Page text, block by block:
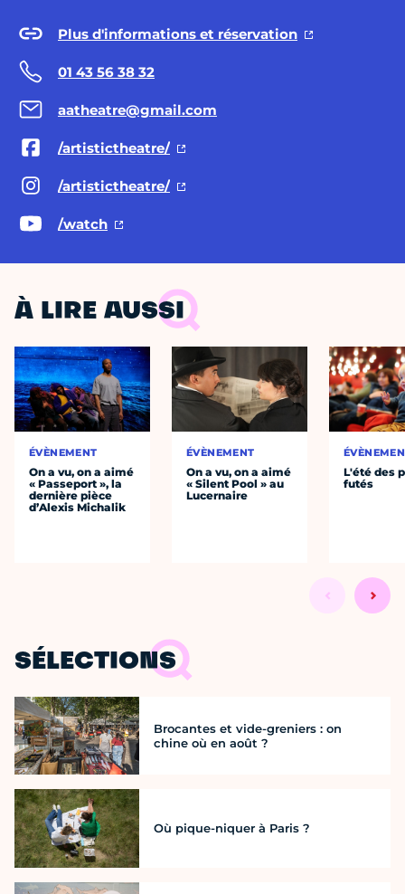
Plus d'informations et réservation
01 43 56 38 32
aatheatre@gmail.com
/artistictheatre/
/artistictheatre/
/watch
À LIRE AUSSI
ÉVÈNEMENT
On a vu, on a aimé
« Passeport », la
dernière pièce
d’Alexis Michalik
ÉVÈNEMENT
On a vu, on a aimé
« Silent Pool » au
Lucernaire
L'été des
futés
SÉLECTIONS
Brocantes et vide-greniers : on
chine où en août ?
Où pique-niquer à Paris ?